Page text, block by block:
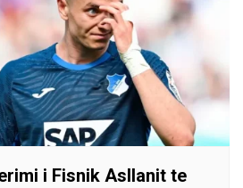
i Fisnik Asllanit te